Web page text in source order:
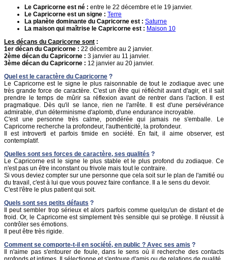
Le Capricorne est né : entre le 22 décembre et le 19 janvier.
Le Capricorne est un signe : Terre
La planète dominante du Capricorne est : Saturne
La maison qui maîtrise le Capricorne est : Maison 10
Les décans du Capricorne sont :
1er décan du Capricorne : 22 décembre au 2 janvier.
2ème décan du Capricorne : 3 janvier au 11 janvier.
3ème décan du Capricorne : 12 janvier au 20 janvier.
Quel est le caractère du Capricorne ?
Le Capricorne est le signe le plus raisonnable de tout le zodiaque avec une
très grande force de caractère. C'est un être qui réfléchit avant d'agir, et il sait
prendre le temps de mûrir sa réflexion avant de rentrer dans l'action. Il est
pragmatique. Dès qu'il se lance, rien ne l'arrête. Il est d'une persévérance
admirable, d'un déterminisme d'aplomb, d'une endurance incroyable.
C'est une personne très calme, pondérée qui jamais ne s'emballe. Le
Capricorne recherche la profondeur, l'authenticité, la profondeur.
Il est introverti et parfois timide en société. En fait, il aime observer, est
contemplatif.
Quelles sont ses forces de caractère, ses qualités ?
Le Capricorne est le signe le plus stable et le plus profond du zodiaque. Ce
n'est pas un être inconstant ou frivole mais tout le contraire.
Si vous deviez compter sur une personne que cela soit sur le plan de l'amitié ou
du travail, c'est à lui que vous pouvez faire confiance. Il a le sens du devoir.
C'est l'être le plus patient qui soit.
Quels sont ses petits défauts ?
Il peut sembler trop sérieux et alors parfois comme quelqu'un de distant et de
froid. Or, le Capricorne est simplement très sensible qui se protège. Il réussit à
contrôler ses émotions.
Il peut être très rigide.
Comment se comporte-t-il en société, en public ? Avec ses amis ?
Il n'aime pas s'entourer de foule, dans le sens où il recherche des contacts